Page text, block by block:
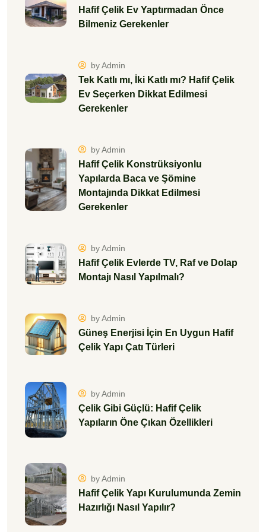
Hafif Çelik Ev Yaptırmadan Önce
Bilmeniz Gerekenler
by Admin
Tek Katlı mı, İki Katlı mı? Hafif Çelik
Ev Seçerken Dikkat Edilmesi
Gerekenler
by Admin
Hafif Çelik Konstrüksiyonlu
Yapılarda Baca ve Şömine
Montajında Dikkat Edilmesi
Gerekenler
by Admin
Hafif Çelik Evlerde TV, Raf ve Dolap
Montajı Nasıl Yapılmalı?
by Admin
Güneş Enerjisi İçin En Uygun Hafif
Çelik Yapı Çatı Türleri
by Admin
Çelik Gibi Güçlü: Hafif Çelik
Yapıların Öne Çıkan Özellikleri
by Admin
Hafif Çelik Yapı Kurulumunda Zemin
Hazırlığı Nasıl Yapılır?